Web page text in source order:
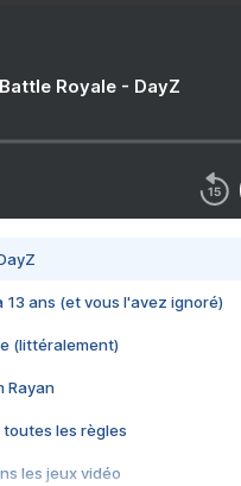
Royale - DayZ
13 ans (et vous l'avez ignoré)
(littéralement)
Rayan
toutes les règles
les jeux vidéo